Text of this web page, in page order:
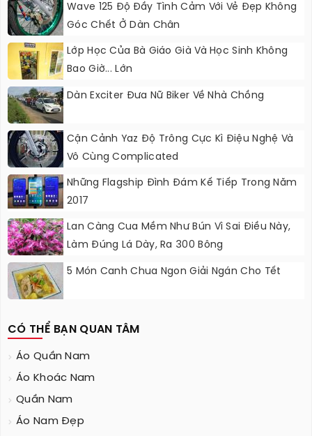
Wave 125 Độ Đầy Tình Cảm Với Vẻ Đẹp Không
Góc Chết Ở Dàn Chân
Lớp Học Của Bà Giáo Già Và Học Sinh Không
Bao Giờ... Lớn
Dàn Exciter Đưa Nữ Biker Về Nhà Chồng
Cận Cảnh Yaz Độ Trông Cực Kì Điệu Nghệ Và
Vô Cùng Complicated
Những Flagship Đình Đám Kế Tiếp Trong Năm
2017
Lan Càng Cua Mềm Như Bún Vì Sai Điều Này,
Làm Đúng Lá Dày, Ra 300 Bông
5 Món Canh Chua Ngon Giải Ngán Cho Tết
CÓ THỂ BẠN QUAN TÂM
Áo Quần Nam
Áo Khoác Nam
Quần Nam
Áo Nam Đẹp